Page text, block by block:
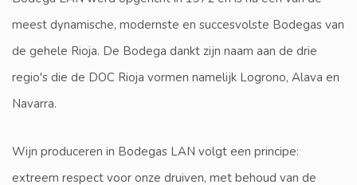
meest dynamische, modernste en succesvolste Bodegas van
de gehele Rioja. De Bodega dankt zijn naam aan de drie
regio's die de DOC Rioja vormen namelijk Logrono, Alava en
Navarra.
Wijn produceren in Bodegas LAN volgt een principe:
extreem respect voor onze druiven, met behoud van de